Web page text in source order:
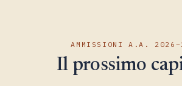
AMMISSIONI A.A.
Il prossimo